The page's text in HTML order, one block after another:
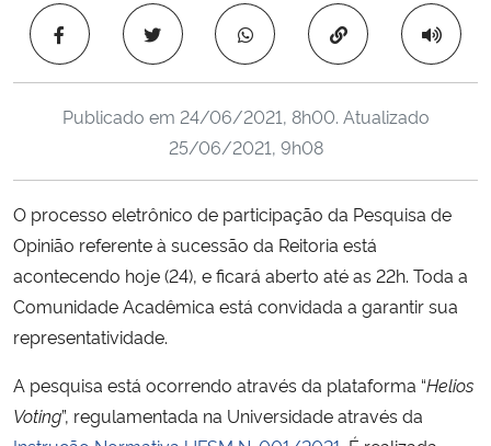
Ministério da Saúde
Ministério de Minas e Energia
Ministério da Ciência, Tecnologia, Inovações e Comunicações
Ministério do Meio Ambiente
Ministério do Turismo
Ministério do Desenvolvimento Regional
Ministério da Mulher, da Família e dos Direitos Humanos
Copiar para área
Publicado em 24/06/2021, 8h00. Atualizado
25/06/2021, 9h08
O processo eletrônico de participação da Pesquisa de
Opinião referente à sucessão da Reitoria está
acontecendo hoje (24), e ficará aberto até as 22h. Toda a
Comunidade Acadêmica está convidada a garantir sua
representatividade.
A pesquisa está ocorrendo através da plataforma “Helios
Voting”, regulamentada na Universidade através da